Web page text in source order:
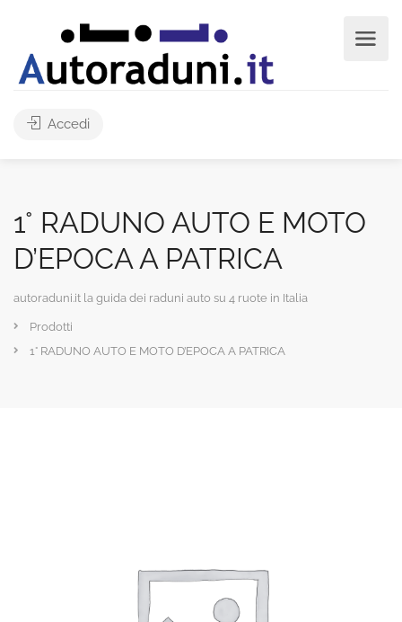
Accedi
1° RADUNO AUTO E MOTO
D’EPOCA A PATRICA
autoraduni.it la guida dei raduni auto su 4 ruote in Italia
Prodotti
1° RADUNO AUTO E MOTO D’EPOCA A PATRICA